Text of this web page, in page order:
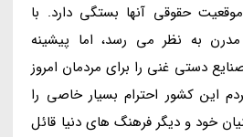
حقوقی آنها بستگی دارد. با
مدرن به نظر می رسد، اما پیشینه
دستی غنی را برای مردمان امروز
این کشور احترام بسیار خاصی را
خود و دیگر فرهنگ های دنیا قائل